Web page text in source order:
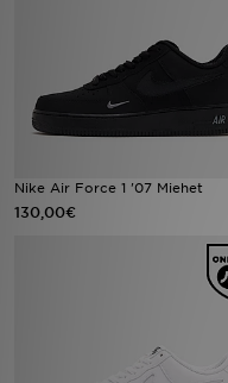
Nike Air Force 1 '07 Miehet
130,00€
Lataa JD-sovellus
Minun JD
Minun viestini
Asiakaspalvelu ja tietoa